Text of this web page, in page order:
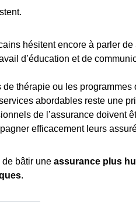
hésitent encore à parler de
d’éducation et de
de thérapie ou les programmes
abordables reste une
de l’assurance doivent
efficacement leurs
bâtir une assurance plus
.